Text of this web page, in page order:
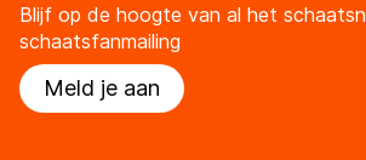
Blijf op de hoogte van al het
schaatsfanmailing
Meld je aan